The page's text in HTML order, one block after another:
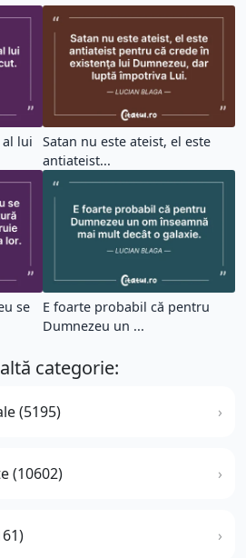
lui
Satan nu este ateist, el este
antiateist...
se
E foarte probabil că pentru
Dumnezeu un ...
categorie:
(5195)
(10602)